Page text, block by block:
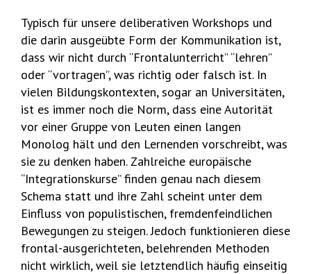
Typisch für unsere deliberativen Workshops und
die darin ausgeübte Form der Kommunikation ist,
dass wir nicht durch “Frontalunterricht” “lehren”
oder “vortragen”, was richtig oder falsch ist. In
vielen Bildungskontexten, sogar an Universitäten,
ist es immer noch die Norm, dass eine Autorität
vor einer Gruppe von Leuten einen langen
Monolog hält und den Lernenden vorschreibt, was
sie zu denken haben. Zahlreiche europäische
“Integrationskurse” finden genau nach diesem
Schema statt und ihre Zahl scheint unter dem
Einfluss von populistischen, fremdenfeindlichen
Bewegungen zu steigen. Jedoch funktionieren diese
frontal-ausgerichteten, belehrenden Methoden
nicht wirklich, weil sie letztendlich häufig einseitig